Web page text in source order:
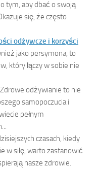
tym, aby dbać o swoją
się, że często
odżywcze i korzyści
jako persymona, to
który łączy w sobie nie
Zdrowe odżywianie to nie
samopoczucia i
pełnym
czasach, kiedy
w siłę, warto zastanowić
nasze zdrowie.